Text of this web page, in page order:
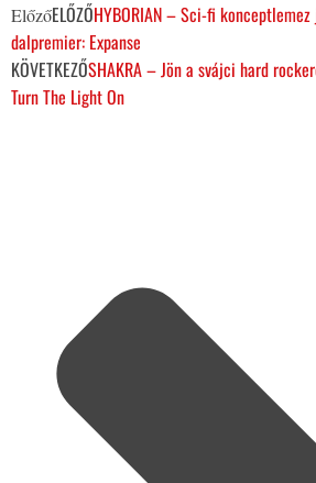
ElőzőELŐZŐHYBORIAN – Sci-fi
dalpremier: Expanse
KÖVETKEZŐSHAKRA – Jön a svájci hard
Turn The Light On